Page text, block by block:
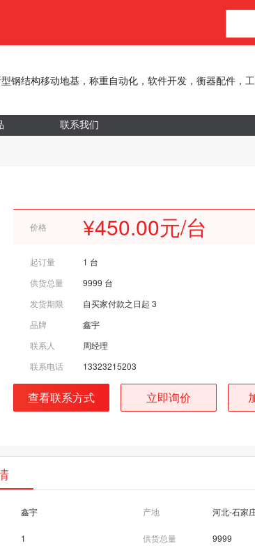
钢结构移动地基，称重自动化，软件开发，衡器配件，工
联系我们
价格 ¥450.00元/台
起订量
1 台
供货总量
9999 台
发货期限
自买家付款之日起 3
品牌
鑫宇
联系人
周经理
联系电话
13323215203
查看联系方式 立即询价
鑫宇 产地 河北-石家
1 供货总量 9999